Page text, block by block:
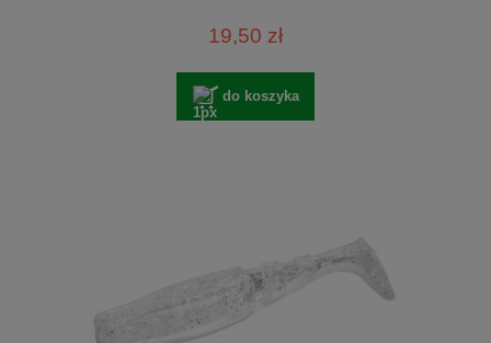
19,50 zł
do koszyka